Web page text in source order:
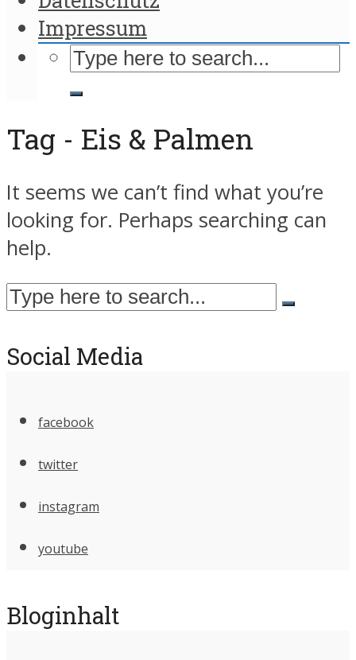
Impressum
Tag - Eis & Palmen
It seems we can’t find what you’re
looking for. Perhaps searching can
help.
Social Media
facebook
twitter
instagram
youtube
Bloginhalt